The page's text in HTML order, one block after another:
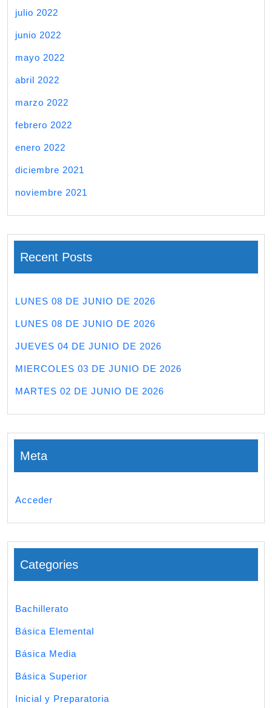
julio 2022
junio 2022
mayo 2022
abril 2022
marzo 2022
febrero 2022
enero 2022
diciembre 2021
noviembre 2021
Recent Posts
LUNES 08 DE JUNIO DE 2026
LUNES 08 DE JUNIO DE 2026
JUEVES 04 DE JUNIO DE 2026
MIERCOLES 03 DE JUNIO DE 2026
MARTES 02 DE JUNIO DE 2026
Meta
Acceder
Categories
Bachillerato
Básica Elemental
Básica Media
Básica Superior
Inicial y Preparatoria